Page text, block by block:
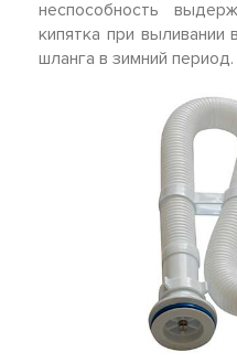
неспособность
кипятка при выливании
шланга в зимний период.